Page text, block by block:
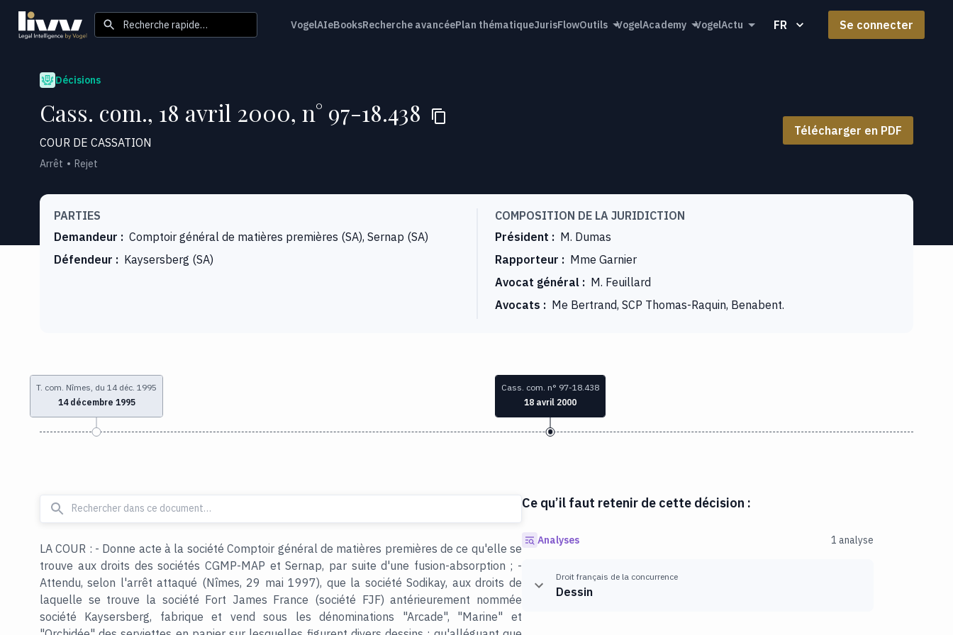
Recherche rapide… VogelAIeBooksRecherche avancéePlan thématiqueJurisFlowOutils VogelAcademy VogelActu FR Se connecter
Décisions
Cass. com., 18 avril 2000, n° 97-18.438
COUR DE CASSATION
Télécharger en PDF
Arrêt Rejet
PARTIES
Demandeur : Comptoir général de matières premières (SA), Sernap (SA)
Défendeur : Kaysersberg (SA)
COMPOSITION DE LA JURIDICTION
Président : M. Dumas
Rapporteur : Mme Garnier
Avocat général : M. Feuillard
Avocats : Me Bertrand, SCP Thomas-Raquin, Benabent.
T. com. Nîmes, du 14 déc. 1995
14 décembre 1995
Cass. com. n° 97-18.438
18 avril 2000
LA COUR : - Donne acte à la société Comptoir général de matières premières de ce qu'elle se
trouve aux droits des sociétés CGMP-MAP et Sernap, par suite d'une fusion-absorption ; -
Attendu, selon l'arrêt attaqué (Nîmes, 29 mai 1997), que la société Sodikay, aux droits de
laquelle se trouve la société Fort James France (société FJF) antérieurement nommée
société Kaysersberg, fabrique et vend sous les dénominations "Arcade", "Marine" et
Ce qu’il faut retenir de cette décision :
Analyses 1 analyse
Droit français de la concurrence
Dessin